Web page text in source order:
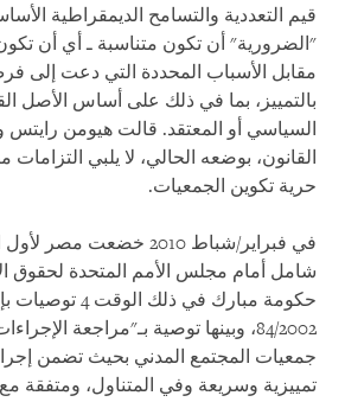
قيم التعددية والتسامح الديمقراطية
"الضرورية" أن تكون متناسبة ـ أي أن
مقابل الأسباب المحددة التي دعت إلى
بالتمييز، بما في ذلك على أساس الأصل
السياسي أو المعتقد. قالت هيومن
القانون، بوضعه الحالي، لا يلبي
حرية تكوين الجمعيات.
في فبراير/شباط 2010
شامل أمام مجلس الأمم المتحدة لحقوق
حكومة مبارك في ذلك
84/2002، وبينها توصية بـ"مراجعة
جمعيات المجتمع المدني بحيث تضمن
تمييزية وسريعة وفي المتناول، ومتفقة مع